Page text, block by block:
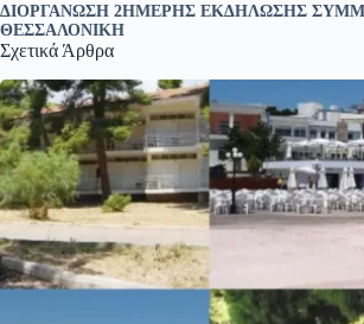
ΔΙΟΡΓΑΝΩΣΗ 2ΗΜΕΡΗΣ ΕΚΔΗΛΩΣΗΣ
ΘΕΣΣΑΛΟΝΙΚΗ
Σχετικά Άρθρα